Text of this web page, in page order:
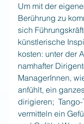
Um mit der
Berührung zu
sich
künstlerische
kosten: unter der
namhafter
ManagerInnen,
anfühlt, ein
dirigieren;
vermitteln ein